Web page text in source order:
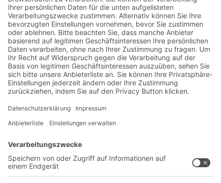
Jetzt beim BITO Newsletter
anmelden:
Lager- & Logistiknews
Exklusive Rabatte
Neuheiten
Newsletter abonnieren
Lösungen
IntralogistiklösungenKontaktformular